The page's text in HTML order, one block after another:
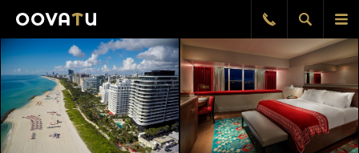
le
Afficher
la
Rappel
gratuit